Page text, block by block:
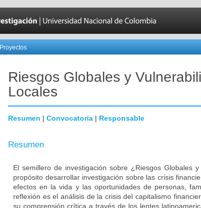
Proyectos
Riesgos Globales y
Locales
Resumen | Convocatoria | Responsable
Resumen
El semillero de investigación sobre ¿Riesgos Globales
propósito desarrollar investigación sobre las crisis
efectos en la vida y las oportunidades de personas,
reflexión es el análisis de la crisis del capitalismo
su comprensión crítica a través de los lentes